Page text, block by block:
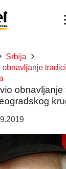
Srbija
obnavljanje